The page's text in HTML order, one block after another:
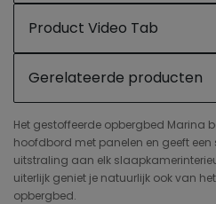
Product Video Tab
Gerelateerde producten
Het gestoffeerde opbergbed Marina
hoofdbord met panelen en geeft een
uitstraling aan elk
uiterlijk geniet je natuurlijk ook van
opbergbed.